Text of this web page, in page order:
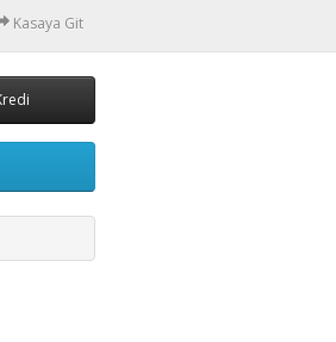
Kasaya Git